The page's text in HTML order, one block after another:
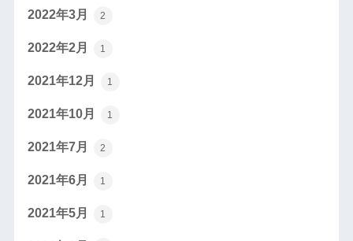
2022年3月 2
2022年2月 1
2021年12月 1
2021年10月 1
2021年7月 2
2021年6月 1
2021年5月 1